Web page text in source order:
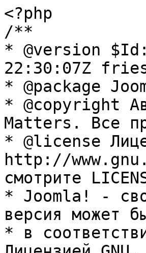
<?php
/**
* @version
22:30:07Z
* @package
* @copyright
Matters. Все
* @license
http://
смотрите
* Joomla! -
версия может
* в